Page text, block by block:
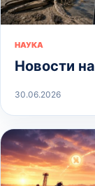
НАУКА
Новости
30.06.2026